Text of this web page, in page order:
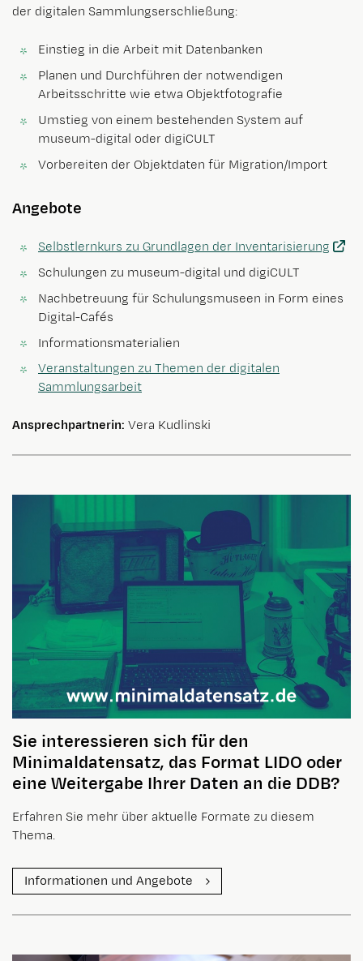
der digitalen Sammlungserschließung:
Einstieg in die Arbeit mit Datenbanken
Planen und Durchführen der notwendigen
Arbeitsschritte wie etwa Objektfotografie
Umstieg von einem bestehenden System auf
museum-digital oder digiCULT
Vorbereiten der Objektdaten für Migration/Import
Angebote
Selbstlernkurs zu Grundlagen der Inventarisierung
Schulungen zu museum-digital und digiCULT
Nachbetreuung für Schulungsmuseen in Form eines
Digital-Cafés
Informationsmaterialien
Veranstaltungen zu Themen der digitalen
Sammlungsarbeit
Ansprechpartnerin: Vera Kudlinski
Sie interessieren sich für den
Minimaldatensatz, das Format LIDO oder
eine Weitergabe Ihrer Daten an die DDB?
Erfahren Sie mehr über aktuelle Formate zu diesem
Thema.
Informationen und Angebote